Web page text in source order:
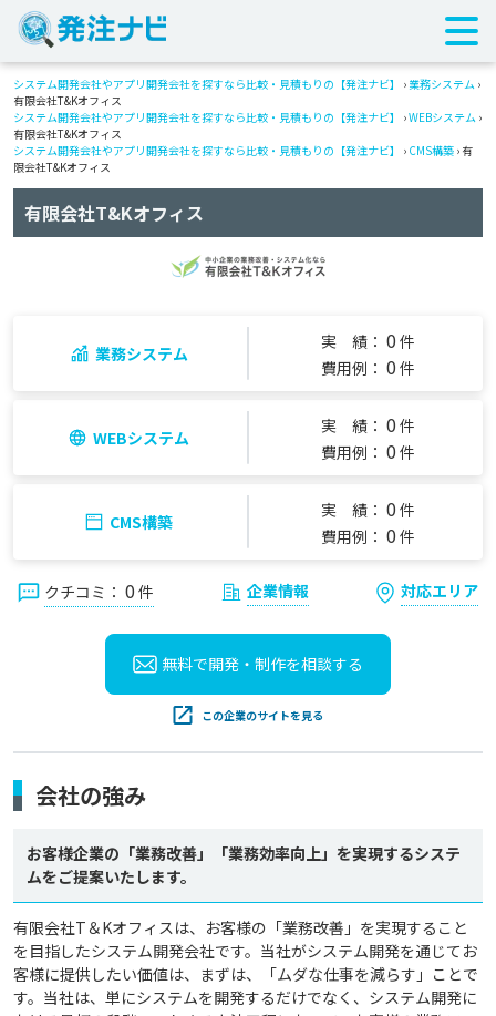
システム開発会社やアプリ開発会社を探すなら比較・見積もりの【発注ナビ】 › 業務システム ›
有限会社T&Kオフィス
システム開発会社やアプリ開発会社を探すなら比較・見積もりの【発注ナビ】
›WEBシステム ›
有限会社T&Kオフィス
システム開発会社やアプリ開発会社を探すなら比較・見積もりの【発注ナビ】
› CMS構築 › 有
限会社T&Kオフィス
有限会社T&Kオフィス
業務システム
実 績： 0 件
費用例： 0 件
WEBシステム
実 績： 0 件
費用例： 0 件
CMS構築
実 績： 0 件
費用例： 0 件
クチコミ： 0 件 企業情報 対応エリア
無料で開発・制作を相談する
この企業のサイトを見る
会社の強み
お客様企業の「業務改善」「業務効率向上」を実現するシステ
ムをご提案いたします。
有限会社T＆Kオフィスは、お客様の「業務改善」を実現すること
を目指したシステム開発会社です。当社がシステム開発を通じてお
客様に提供したい価値は、まずは、「ムダな仕事を減らす」ことで
す。当社は、単にシステムを開発するだけでなく、システム開発に